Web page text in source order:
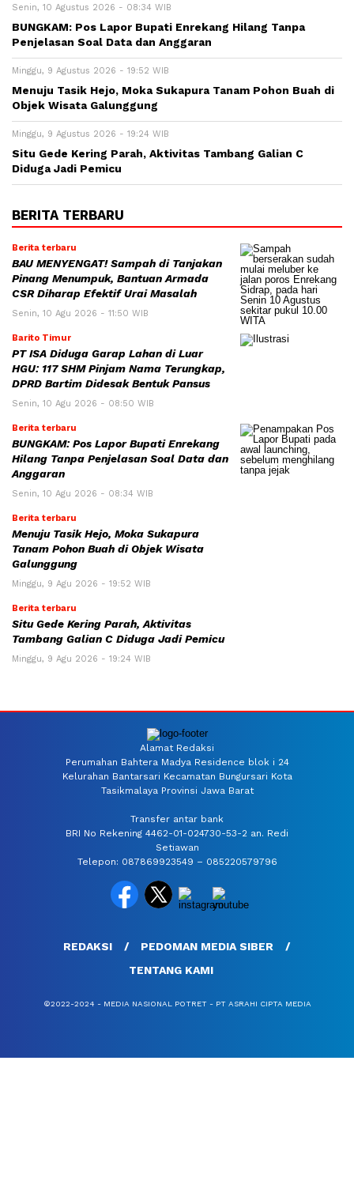
Senin, 10 Agustus 2026 - 08:34 WIB
BUNGKAM: Pos Lapor Bupati Enrekang Hilang Tanpa
Penjelasan Soal Data dan Anggaran
Minggu, 9 Agustus 2026 - 19:52 WIB
Menuju Tasik Hejo, Moka Sukapura Tanam Pohon Buah di
Objek Wisata Galunggung
Minggu, 9 Agustus 2026 - 19:24 WIB
Situ Gede Kering Parah, Aktivitas Tambang Galian C
Diduga Jadi Pemicu
BERITA TERBARU
Berita terbaru
BAU MENYENGAT! Sampah di Tanjakan
Pinang Menumpuk, Bantuan Armada
CSR Diharap Efektif Urai Masalah
Senin, 10 Agu 2026 - 11:50 WIB
Barito Timur
PT ISA Diduga Garap Lahan di Luar
HGU: 117 SHM Pinjam Nama Terungkap,
DPRD Bartim Didesak Bentuk Pansus
Senin, 10 Agu 2026 - 08:50 WIB
Berita terbaru
BUNGKAM: Pos Lapor Bupati Enrekang
Hilang Tanpa Penjelasan Soal Data dan
Anggaran
Senin, 10 Agu 2026 - 08:34 WIB
Berita terbaru
Menuju Tasik Hejo, Moka Sukapura
Tanam Pohon Buah di Objek Wisata
Galunggung
Minggu, 9 Agu 2026 - 19:52 WIB
Berita terbaru
Situ Gede Kering Parah, Aktivitas
Tambang Galian C Diduga Jadi Pemicu
Minggu, 9 Agu 2026 - 19:24 WIB
Alamat Redaksi
Perumahan Bahtera Madya Residence blok i 24
Kelurahan Bantarsari Kecamatan Bungursari Kota
Tasikmalaya Provinsi Jawa Barat
Transfer antar bank
BRI No Rekening 4462-01-024730-53-2 an. Redi
Setiawan
Telepon: 087869923549 – 085220579796
REDAKSI
PEDOMAN MEDIA SIBER
TENTANG KAMI
©2022-2024 - MEDIA NASIONAL POTRET - PT ASRAHI CIPTA MEDIA